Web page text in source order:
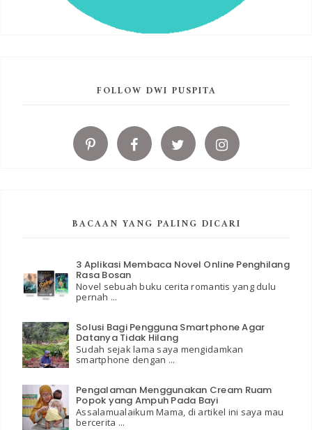
FOLLOW DWI PUSPITA
BACAAN YANG PALING DICARI
3 Aplikasi Membaca Novel Online Penghilang
Rasa Bosan
Novel sebuah buku cerita romantis yang dulu
pernah ...
Solusi Bagi Pengguna Smartphone Agar
Datanya Tidak Hilang
Sudah sejak lama saya mengidamkan
smartphone dengan ...
Pengalaman Menggunakan Cream Ruam
Popok yang Ampuh Pada Bayi
Assalamualaikum Mama, di artikel ini saya mau
bercerita ...